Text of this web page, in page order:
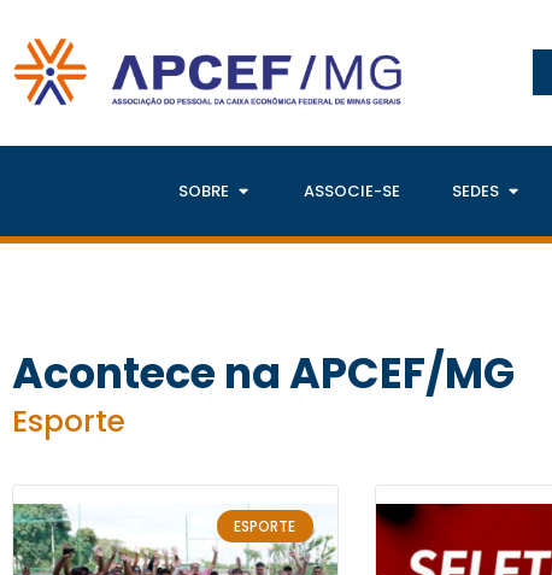
SOBRE ASSOCIE-SE SEDES
Acontece na APCEF/MG
Esporte
ESPORTE